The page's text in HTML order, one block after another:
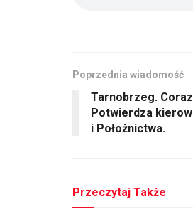
Poprzednia wiadomość
Tarnobrzeg.
Potwierdza
i Położnictwa.
Przeczytaj Także